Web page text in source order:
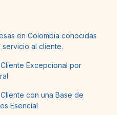
en Colombia conocidas
al cliente.
Excepcional por
con una Base de
Esencial